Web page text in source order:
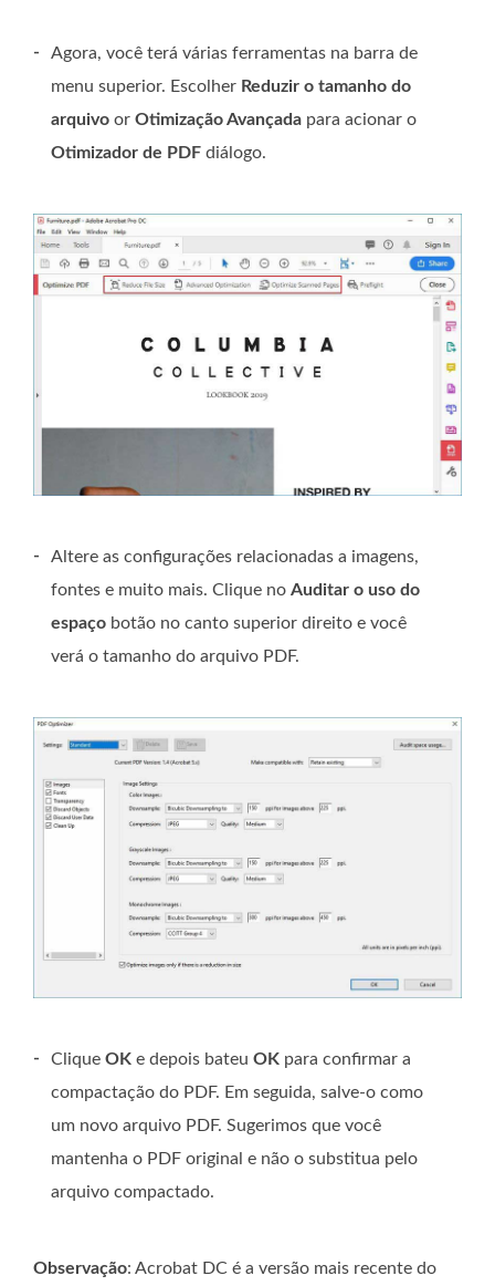
-
Agora, você terá várias ferramentas na barra de
menu superior. Escolher Reduzir o tamanho do
arquivo or Otimização Avançada para acionar o
Otimizador de PDF diálogo.
-
Altere as configurações relacionadas a imagens,
fontes e muito mais. Clique no Auditar o uso do
espaço botão no canto superior direito e você
verá o tamanho do arquivo PDF.
- Clique OK e depois bateu OK para confirmar a
compactação do PDF. Em seguida, salve-o como
um novo arquivo PDF. Sugerimos que você
mantenha o PDF original e não o substitua pelo
arquivo compactado.
Observação: Acrobat DC é a versão mais recente do